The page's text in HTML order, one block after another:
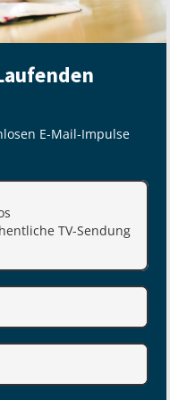
E-Mail-Impulse
TV-Sendung